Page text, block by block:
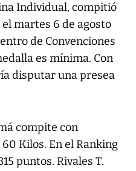
Individual, compitió
el martes 6 de agosto
de Convenciones
es mínima. Con
disputar una presea
compite con
60 Kilos. En el Ranking
puntos. Rivales T.